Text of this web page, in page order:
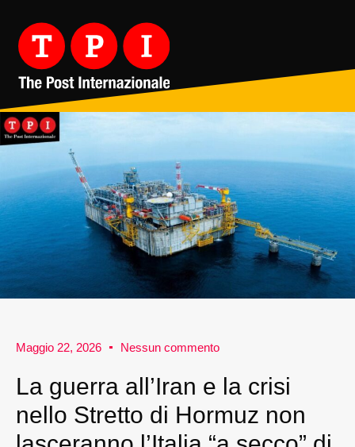
Maggio 22, 2026 Nessun commento
La guerra all’Iran e la crisi
nello Stretto di Hormuz non